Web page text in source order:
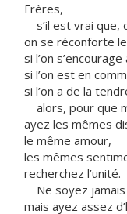
Frères,
s’il est vrai que,
on se réconforte
si l’on
si l’on est en
si l’on a de la
alors, pour que
ayez les mêmes
le même amour,
les mêmes
recherchez l’unité.
Ne soyez jamais
mais ayez assez